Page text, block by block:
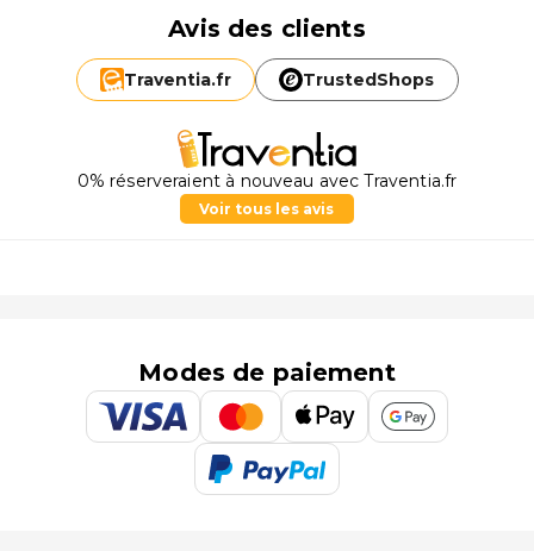
Avis des clients
Traventia.fr TrustedShops
0% réserveraient à nouveau avec Traventia.fr
Voir tous les avis
Modes de paiement